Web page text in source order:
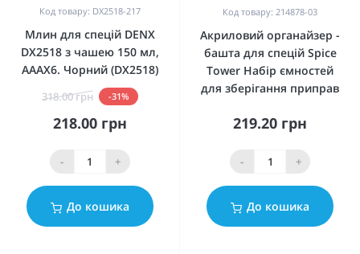
Код товару: DX2518-217
Млин для спецій DENX
DX2518 з чашею 150 мл,
АААХ6. Чорний (DX2518)
318.00 грн -31%
218.00 грн
- +
До кошика
Код товару: 214878-03
Акриловий органайзер -
башта для спецій Spice
Tower Набір ємностей
для зберігання приправ
219.20 грн
- +
До кошика